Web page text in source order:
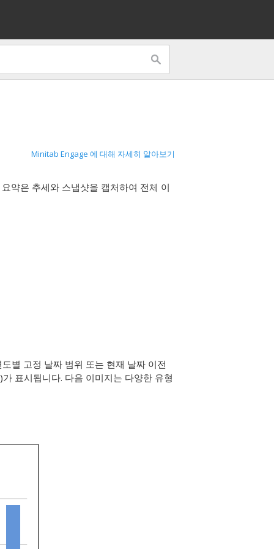
Minitab Engage 에 대해 자세히 알아보기
약은 추세와 스냅샷을 캡처하여 전체 이
별 고정 날짜 범위 또는 현재 날짜 이전
표시됩니다. 다음 이미지는 다양한 유형